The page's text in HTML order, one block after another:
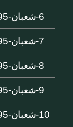
6-شعبان-1295
7-شعبان-1295
8-شعبان-1295
9-شعبان-1295
10-شعبان-1295